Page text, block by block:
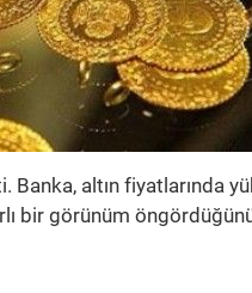
Banka, altın fiyatlarında
bir görünüm